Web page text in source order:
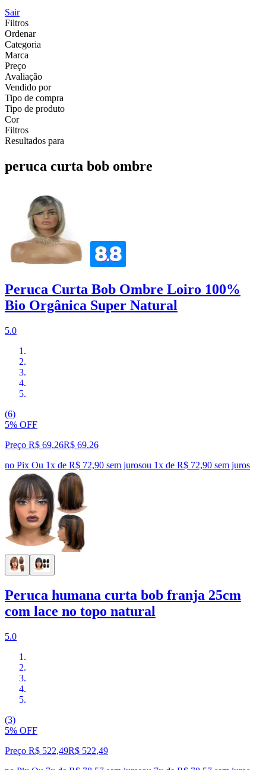
Sair
Filtros
Ordenar
Categoria
Marca
Preço
Avaliação
Vendido por
Tipo de compra
Tipo de produto
Cor
Filtros
Resultados para
peruca curta bob ombre
Peruca Curta Bob Ombre Loiro 100%
Bio Orgânica Super Natural
5.0
(6)
5% OFF
Preço R$ 69,26R$ 69,26
no Pix Ou 1x de R$ 72,90 sem jurosou 1x de R$ 72,90 sem juros
Peruca humana curta bob franja 25cm
com lace no topo natural
5.0
(3)
5% OFF
Preço R$ 522,49R$ 522,49